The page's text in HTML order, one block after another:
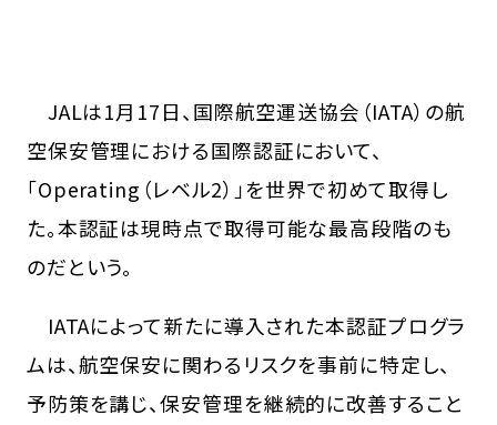
JALは1月17日、国際航空運送協会（IATA）の航
空保安管理における国際認証において、
「Operating（レベル2）」を世界で初めて取得し
た。本認証は現時点で取得可能な最高段階のも
のだという。
IATAによって新たに導入された本認証プログラ
ムは、航空保安に関わるリスクを事前に特定し、
予防策を講じ、保安管理を継続的に改善すること